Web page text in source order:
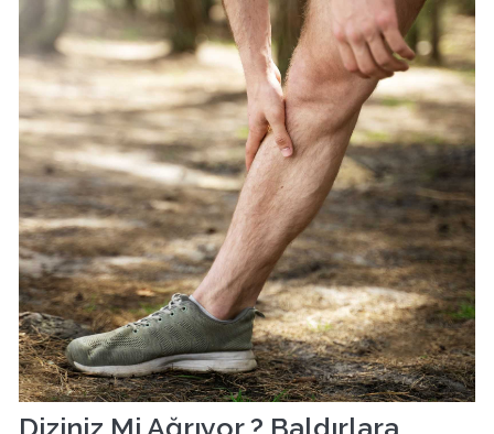
Diziniz Mi Ağrıyor ? Baldırlara